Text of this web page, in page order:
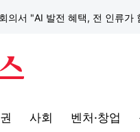
의서 "AI 발전 혜택, 전 인류가
실점에서 팝업스토어 오픈
HVDC 동해안-동서울’
사회 벤처·창업